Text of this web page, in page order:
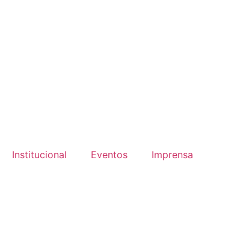
Institucional Eventos Imprensa